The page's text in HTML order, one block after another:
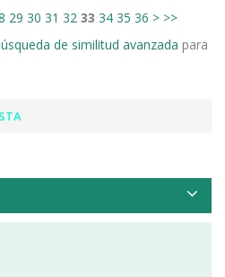
29 30 31 32 33 34 35 36 > >>
de similitud avanzada para